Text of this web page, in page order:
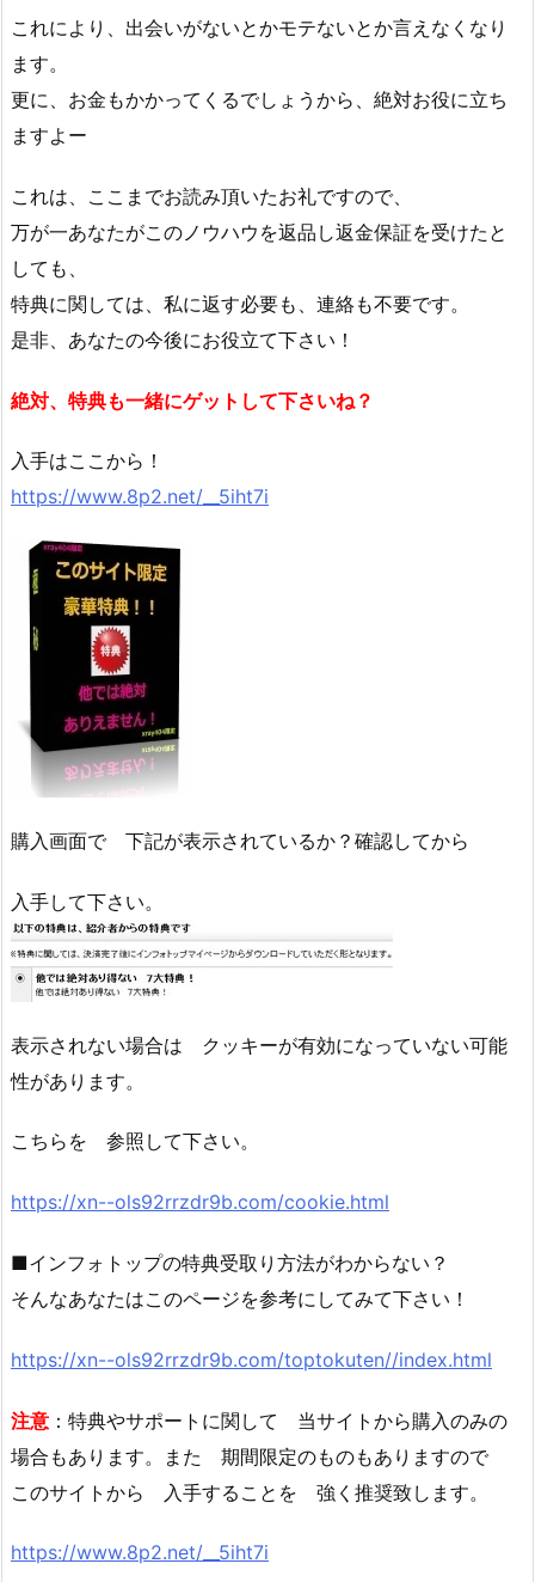
これにより、出会いがないとかモテないとか言えなくなり
ます。
更に、お金もかかってくるでしょうから、絶対お役に立ち
ますよー
これは、ここまでお読み頂いたお礼ですので、
万が一あなたがこのノウハウを返品し返金保証を受けたと
しても、
特典に関しては、私に返す必要も、連絡も不要です。
是非、あなたの今後にお役立て下さい！
絶対、特典も一緒にゲットして下さいね？
入手はここから！
https://www.8p2.net/__5iht7i
購入画面で 下記が表示されているか？確認してから
入手して下さい。
表示されない場合は クッキーが有効になっていない可能
性があります。
こちらを 参照して下さい。
https://xn--ols92rrzdr9b.com/cookie.html
■インフォトップの特典受取り方法がわからない？
そんなあなたはこのページを参考にしてみて下さい！
https://xn--ols92rrzdr9b.com/toptokuten//index.html
注意 ：特典やサポートに関して 当サイトから購入のみの
場合もあります。また 期間限定のものもありますので
このサイトから 入手することを 強く推奨致します。
https://www.8p2.net/__5iht7i